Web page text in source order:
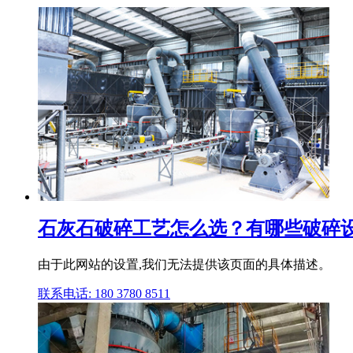
石灰石破碎工艺怎么选？有哪些破碎
由于此网站的设置,我们无法提供该页面的具体描述。
联系电话: 180 3780 8511